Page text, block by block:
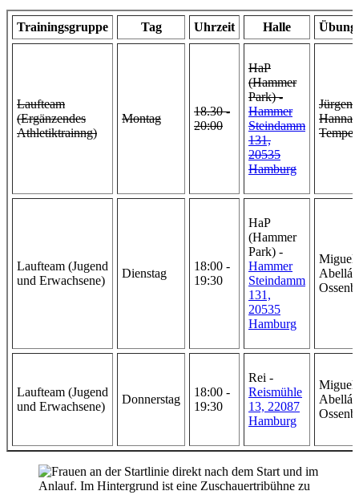
Trainingsgruppe Tag Uhrzeit Halle
Laufteam
(Ergänzendes
Athletiktrainng)
Montag
18.30 -
20:00
HaP
(Hammer
Park) -
Hammer
Steindamm
131,
20535
Hamburg
Jürgen
Hanna
Laufteam (Jugend
und Erwachsene)
Dienstag
18:00 -
19:30
HaP
(Hammer
Park) -
Hammer
Steindamm
131,
20535
Hamburg
Miguel
Laufteam (Jugend
und Erwachsene)
Donnerstag
18:00 -
19:30
Rei -
Reismühle
13, 22087
Hamburg
Miguel